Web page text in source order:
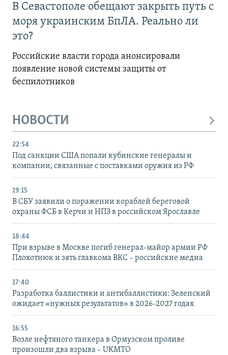
В Севастополе обещают закрыть путь с
моря украинским БпЛА. Реально ли
это?
Российские власти города анонсировали
появление новой системы защиты от
беспилотников
НОВОСТИ
22:54
Под санкции США попали кубинские генералы и
компании, связанные с поставками оружия из РФ
19:15
В СБУ заявили о поражении кораблей береговой
охраны ФСБ в Керчи и НПЗ в российском Ярославле
18:44
При взрыве в Москве погиб генерал-майор армии РФ
Плохотнюк и зять главкома ВКС – российские медиа
17:40
Разработка баллистики и антибаллистики: Зеленский
ожидает «нужных результатов» в 2026-2027 годах
16:55
Возле нефтяного танкера в Ормузском проливе
произошли два взрыва – UKMTO